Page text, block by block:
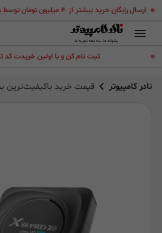
ارسال رایگان خرید بیشتر از ۴ میلیون تومان توسط پست پیشتاز به سراسر ایران عزیز
.
ثبت نام کن و با اولین خریدت کد
نادر کامپیوتر قیمت خرید باکیفیت‌ترین